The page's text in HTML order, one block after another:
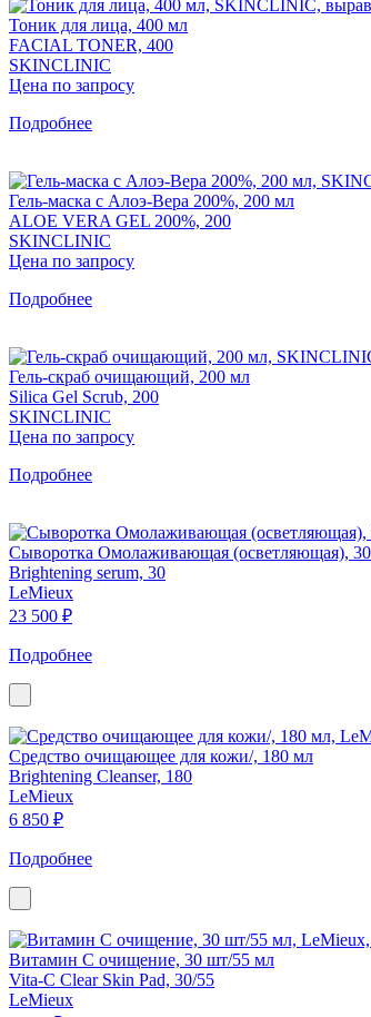
Тоник для лица, 400 мл
FACIAL TONER, 400
SKINCLINIC
Цена по запросу
Подробнее
Гель-маска с Алоэ-Вера 200%, 200 мл
ALOE VERA GEL 200%, 200
SKINCLINIC
Цена по запросу
Подробнее
Гель-скраб очищающий, 200 мл
Silica Gel Scrub, 200
SKINCLINIC
Цена по запросу
Подробнее
Сыворотка Омолаживающая (осветляющая),
Brightening serum, 30
LeMieux
23 500 ₽
Подробнее
Средство очищающее для кожи/, 180 мл
Brightening Cleanser, 180
LeMieux
6 850 ₽
Подробнее
Витамин С очищение, 30 шт/55 мл
Vita-C Clear Skin Pad, 30/55
LeMieux